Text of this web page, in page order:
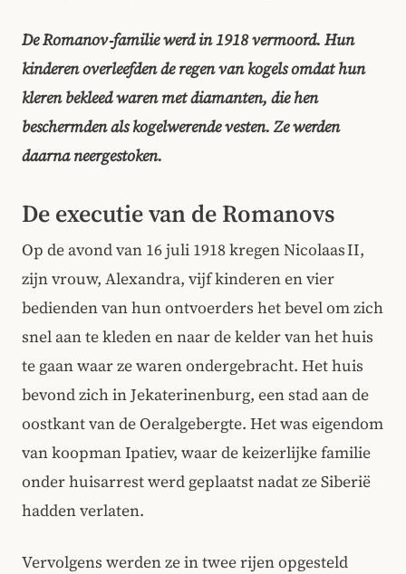
De Romanov‑familie werd in 1918 vermoord. Hun
kinderen overleefden de regen van kogels omdat hun
kleren bekleed waren met diamanten, die hen
beschermden als kogelwerende vesten. Ze werden
daarna neergestoken.
De executie van de Romanovs
Op de avond van 16 juli 1918 kregen Nicolaas II,
zijn vrouw, Alexandra, vijf kinderen en vier
bedienden van hun ontvoerders het bevel om zich
snel aan te kleden en naar de kelder van het huis
te gaan waar ze waren ondergebracht. Het huis
bevond zich in Jekaterinenburg, een stad aan de
oostkant van de Oeralgebergte. Het was eigendom
van koopman Ipatiev, waar de keizerlijke familie
onder huisarrest werd geplaatst nadat ze Siberië
hadden verlaten.
Vervolgens werden ze in twee rijen opgesteld